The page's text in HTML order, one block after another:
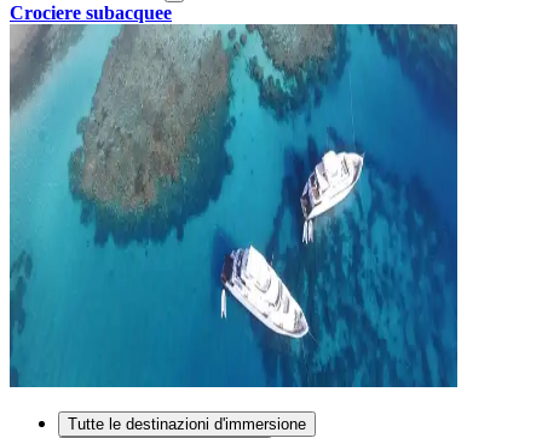
Crociere subacquee
Tutte le destinazioni d'immersione